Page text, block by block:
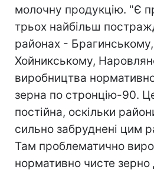
молочну продукцію. "Є
трьох найбільш
районах - Брагинському,
Хойникському,
виробництва
зерна по стронцію-90.
постійна, оскільки
сильно забруднені цим
Там проблематично
нормативно чисте зерно